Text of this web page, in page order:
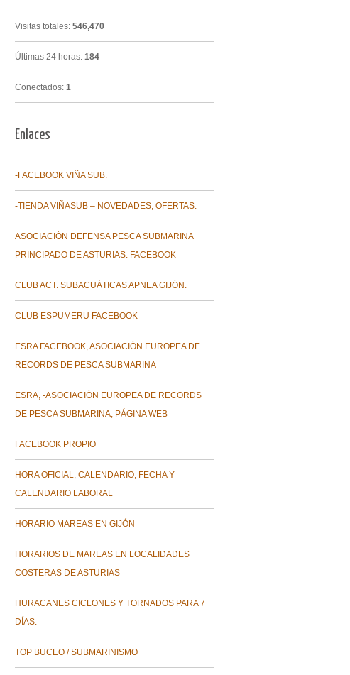
Visitas totales: 546,470
Últimas 24 horas: 184
Conectados: 1
Enlaces
-FACEBOOK VIÑA SUB.
-TIENDA VIÑASUB – NOVEDADES, OFERTAS.
ASOCIACIÓN DEFENSA PESCA SUBMARINA
PRINCIPADO DE ASTURIAS. FACEBOOK
CLUB ACT. SUBACUÁTICAS APNEA GIJÓN.
CLUB ESPUMERU FACEBOOK
ESRA FACEBOOK, ASOCIACIÓN EUROPEA DE
RECORDS DE PESCA SUBMARINA
ESRA, -ASOCIACIÓN EUROPEA DE RECORDS
DE PESCA SUBMARINA, PÁGINA WEB
FACEBOOK PROPIO
HORA OFICIAL, CALENDARIO, FECHA Y
CALENDARIO LABORAL
HORARIO MAREAS EN GIJÓN
HORARIOS DE MAREAS EN LOCALIDADES
COSTERAS DE ASTURIAS
HURACANES CICLONES Y TORNADOS PARA 7
DÍAS.
TOP BUCEO / SUBMARINISMO